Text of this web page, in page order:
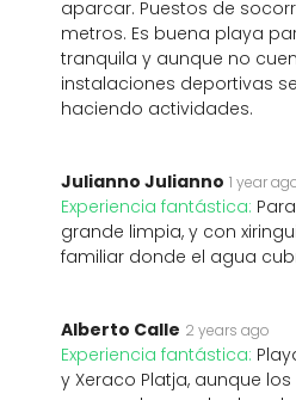
aparcar. Puestos de
metros. Es buena playa
tranquila y aunque no
instalaciones deportivas
haciendo actividades.
Julianno Julianno 1 year
Experiencia fantástica:
grande limpia, y con
familiar donde el agua
Alberto Calle 2 years ago
Experiencia fantástica:
y Xeraco Platja, aunque